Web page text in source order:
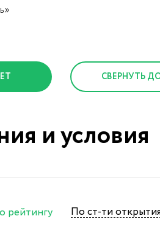
СВЕРНУТЬ
и условия
рейтингу По ст-ти